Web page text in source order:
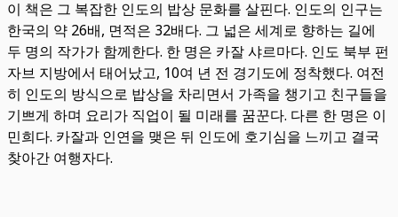
이 책은 그 복잡한 인도의 밥상 문화를 살핀다. 인도의 인구는
한국의 약 26배, 면적은 32배다. 그 넓은 세계로 향하는 길에
두 명의 작가가 함께한다. 한 명은 카잘 샤르마다. 인도 북부 펀
자브 지방에서 태어났고, 10여 년 전 경기도에 정착했다. 여전
히 인도의 방식으로 밥상을 차리면서 가족을 챙기고 친구들을
기쁘게 하며 요리가 직업이 될 미래를 꿈꾼다. 다른 한 명은 이
민희다. 카잘과 인연을 맺은 뒤 인도에 호기심을 느끼고 결국
찾아간 여행자다.